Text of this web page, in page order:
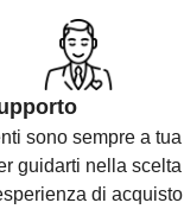
sono sempre a tua
guidarti nella scelta
di acquisto